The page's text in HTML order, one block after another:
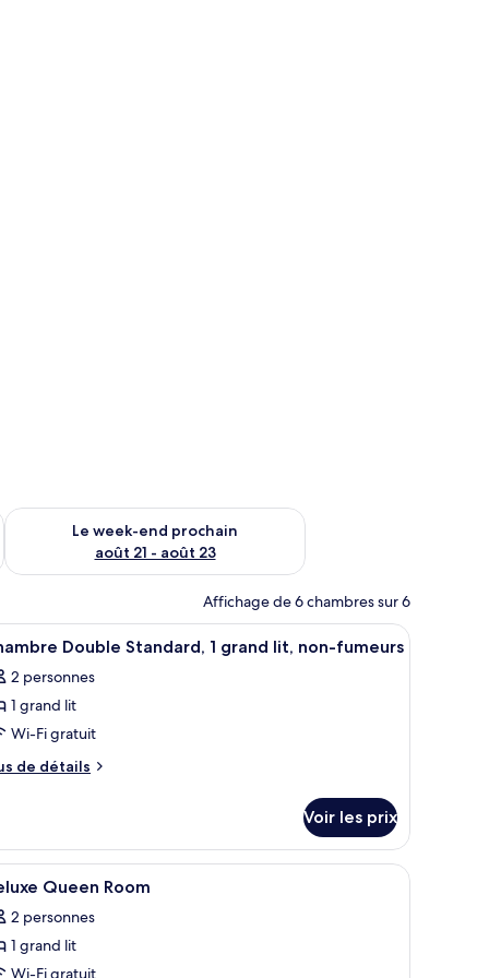
août 14 - août 16
Le week-end prochain
août 21 - août 23
Vérifier la disponibilité pour le week-end prochain août 21 -
Affichage de 6 chambres sur 6
mur jaune uni, un couvre-lit blanc et un rideau noir sur le côté droit.
:
Un lit simple avec une tête de lit sombre,
7 Double Standard, 1 grand lit, non-fumeurs
2 personnes
1 grand lit
Wi-Fi gratuit
de détails
Voir les prix
Fi gratuit Une chambre à coucher avec un lit, des
21 Queen Room
2 personnes
1 grand lit
Wi-Fi gratuit